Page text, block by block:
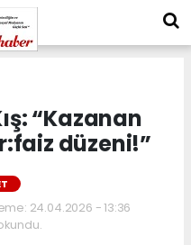
“Kazanan
düzeni!”
24.04.2026 - 13:36